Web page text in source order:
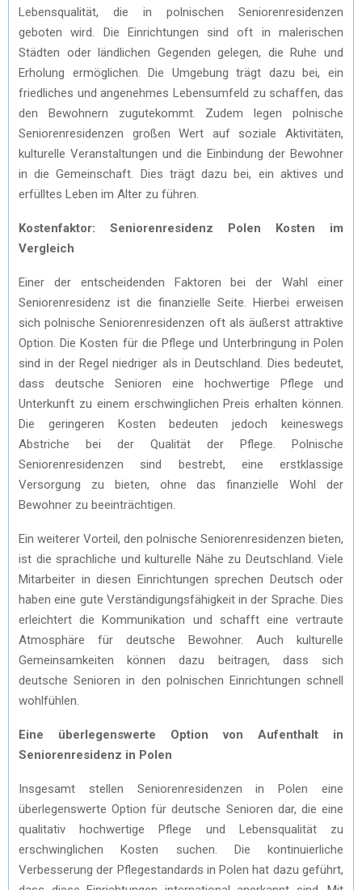
Lebensqualität, die in polnischen Seniorenresidenzen
geboten wird. Die Einrichtungen sind oft in malerischen
Städten oder ländlichen Gegenden gelegen, die Ruhe und
Erholung ermöglichen. Die Umgebung trägt dazu bei, ein
friedliches und angenehmes Lebensumfeld zu schaffen, das
den Bewohnern zugutekommt. Zudem legen polnische
Seniorenresidenzen großen Wert auf soziale Aktivitäten,
kulturelle Veranstaltungen und die Einbindung der Bewohner
in die Gemeinschaft. Dies trägt dazu bei, ein aktives und
erfülltes Leben im Alter zu führen.
Kostenfaktor: Seniorenresidenz Polen Kosten im
Vergleich
Einer der entscheidenden Faktoren bei der Wahl einer
Seniorenresidenz ist die finanzielle Seite. Hierbei erweisen
sich polnische Seniorenresidenzen oft als äußerst attraktive
Option. Die Kosten für die Pflege und Unterbringung in Polen
sind in der Regel niedriger als in Deutschland. Dies bedeutet,
dass deutsche Senioren eine hochwertige Pflege und
Unterkunft zu einem erschwinglichen Preis erhalten können.
Die geringeren Kosten bedeuten jedoch keineswegs
Abstriche bei der Qualität der Pflege. Polnische
Seniorenresidenzen sind bestrebt, eine erstklassige
Versorgung zu bieten, ohne das finanzielle Wohl der
Bewohner zu beeinträchtigen.
Ein weiterer Vorteil, den polnische Seniorenresidenzen bieten,
ist die sprachliche und kulturelle Nähe zu Deutschland. Viele
Mitarbeiter in diesen Einrichtungen sprechen Deutsch oder
haben eine gute Verständigungsfähigkeit in der Sprache. Dies
erleichtert die Kommunikation und schafft eine vertraute
Atmosphäre für deutsche Bewohner. Auch kulturelle
Gemeinsamkeiten können dazu beitragen, dass sich
deutsche Senioren in den polnischen Einrichtungen schnell
wohlfühlen.
Eine überlegenswerte Option von Aufenthalt in
Seniorenresidenz in Polen
Insgesamt stellen Seniorenresidenzen in Polen eine
überlegenswerte Option für deutsche Senioren dar, die eine
qualitativ hochwertige Pflege und Lebensqualität zu
erschwinglichen Kosten suchen. Die kontinuierliche
Verbesserung der Pflegestandards in Polen hat dazu geführt,